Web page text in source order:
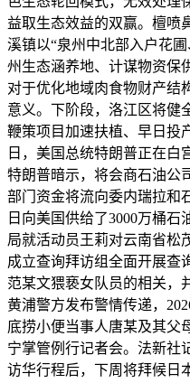
益取生态效益的双赢。檀喷
溪镇以“泉州中北部入户花
州生态涵养地、计谋物资保
对于优化地域肉食物财产结
意义。下阶段，洛江区将健
鞭策项目加速扶植、早日投
日，美国总统特朗普正在白
特朗普暗示，将会商石油公
部门资金将流向委内瑞拉和
日向美国供给了3000万桶石
局就活动员王莉对云南省松
成立查询拜访组全面开展查
范某文猥亵女队员的相关，
黄浦警方发布警情传递，
底捞小便当事人唐某及其父
宁掌管例行记者会。法新社
访华行程后，下周将拜候日